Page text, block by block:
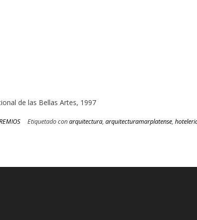
de las Bellas Artes, 1997
Etiquetado conarquitectura, arquitecturamarplatense,